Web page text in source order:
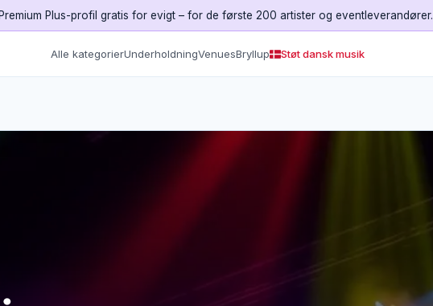
Premium Plus-profil gratis for evigt – for de første 200 artister og eventleverandører.
Alle kategorierUnderholdningVenuesBryllup Støt dansk musik